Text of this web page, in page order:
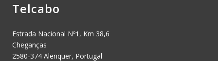
Telcabo
Estrada Nacional Nº1, Km 38,6
Cheganças
2580-374 Alenquer, Portugal